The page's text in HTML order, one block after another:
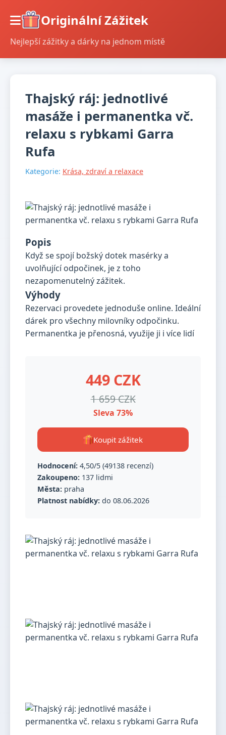
Originální Zážitek
Nejlepší zážitky a dárky na jednom místě
Thajský ráj: jednotlivé
masáže i permanentka vč.
relaxu s rybkami Garra
Rufa
Kategorie: Krása, zdraví a relaxace
Popis
Když se spojí božský dotek masérky a
uvolňující odpočinek, je z toho
nezapomenutelný zážitek.
Výhody
Rezervaci provedete jednoduše online. Ideální
dárek pro všechny milovníky odpočinku.
Permanentka je přenosná, využije ji i více lidí
449 CZK
1 659 CZK
Sleva 73%
Koupit zážitek
Hodnocení: 4,50/5 (49138 recenzí)
Zakoupeno: 137 lidmi
Města: praha
Platnost nabídky: do 08.06.2026